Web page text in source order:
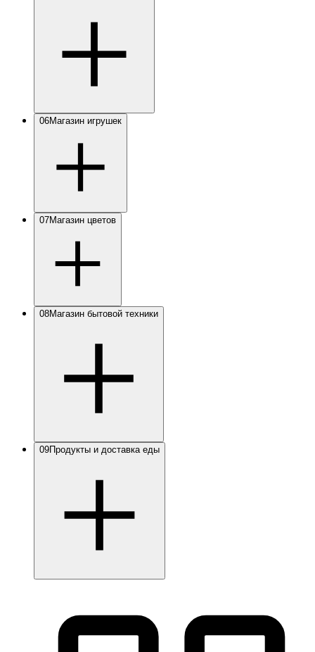
06Магазин игрушек
07Магазин цветов
08Магазин бытовой техники
09Продукты и доставка еды